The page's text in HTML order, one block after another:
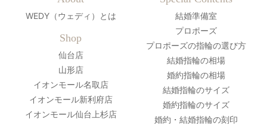
WEDY（ウェディ）とは
Shop
仙台店
山形店
イオンモール名取店
イオンモール新利府店
イオンモール仙台上杉店
結婚準備室
プロポーズ
プロポーズの指輪の選び方
結婚指輪の相場
婚約指輪の相場
結婚指輪のサイズ
婚約指輪のサイズ
婚約・結婚指輪の刻印